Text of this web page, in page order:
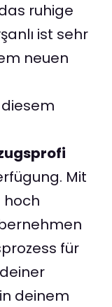
ruhige
ist sehr
neuen
Mit
hoch
für
deinem